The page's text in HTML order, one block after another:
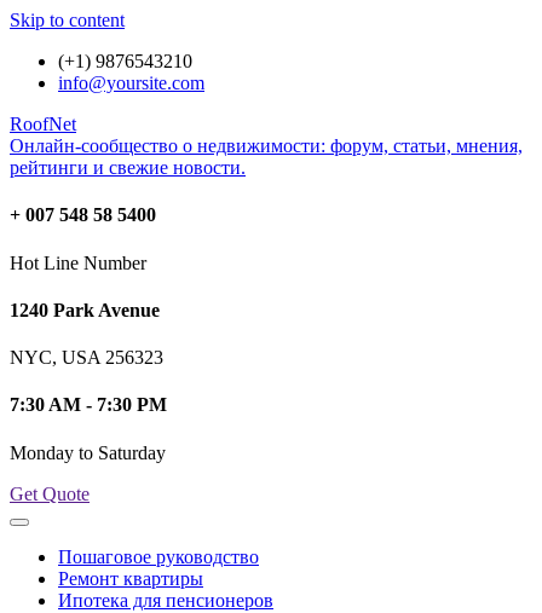
Skip to content
(+1) 9876543210
info@yoursite.com
RoofNet
Онлайн-сообщество о недвижимости: форум, статьи, мнения,
рейтинги и свежие новости.
+ 007 548 58 5400
Hot Line Number
1240 Park Avenue
NYC, USA 256323
7:30 AM - 7:30 PM
Monday to Saturday
Get Quote
Пошаговое руководство
Ремонт квартиры
Ипотека для пенсионеров